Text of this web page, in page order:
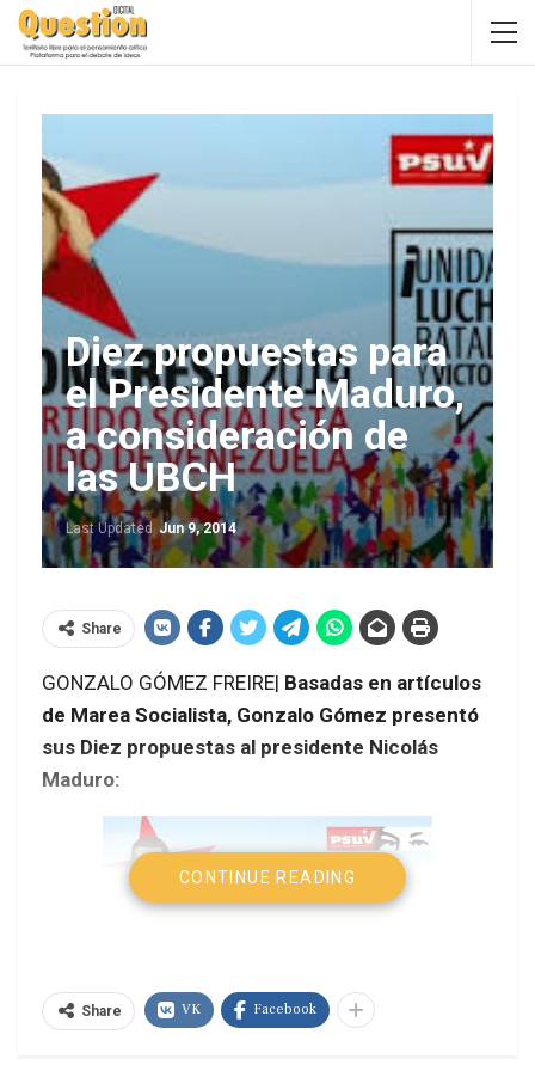
Diez propuestas para
el Presidente Maduro,
a consideración de
las UBCH
Last UpdatedJun 9, 2014
Share
GONZALO GÓMEZ FREIRE| Basadas en artículos
de Marea Socialista, Gonzalo Gómez presentó
sus Diez propuestas al presidente Nicolás
Maduro:
CONTINUE READING
Share VK Facebook